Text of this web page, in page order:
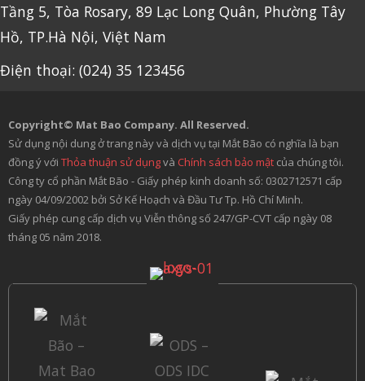
Tầng 5, Tòa Rosary, 89 Lạc Long Quân, Phường Tây
Hồ, TP.Hà Nội, Việt Nam
Điện thoại: (024) 35 123456
Copyright© Mat Bao Company. All Reserved.
Sử dụng nội dung ở trang này và dịch vụ tại Mắt Bão có nghĩa là bạn
đồng ý với Thỏa thuận sử dụngvà Chính sách bảo mật của chúng tôi.
Công ty cổ phần Mắt Bão - Giấy phép kinh doanh số: 0302712571 cấp
ngày 04/09/2002 bởi Sở Kế Hoạch và Đầu Tư Tp. Hồ Chí Minh.
Giấy phép cung cấp dịch vụ Viễn thông số 247/GP-CVT cấp ngày 08
tháng 05 năm 2018.